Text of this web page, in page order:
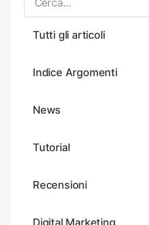
Tutti gli articoli
Indice Argomenti
News
Tutorial
Recensioni
Digital Marketing